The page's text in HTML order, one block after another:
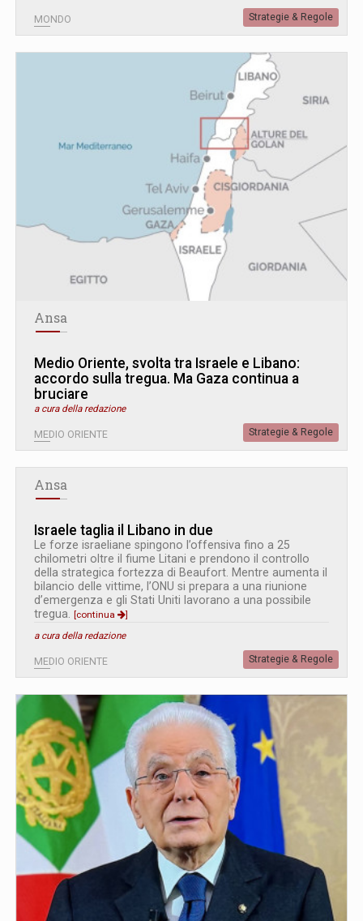
MONDO Strategie & Regole
Ansa
Medio Oriente, svolta tra Israele e Libano:
accordo sulla tregua. Ma Gaza continua a
bruciare
a cura della redazione
MEDIO ORIENTE Strategie & Regole
Ansa
Israele taglia il Libano in due
Le forze israeliane spingono l’offensiva fino a 25
chilometri oltre il fiume Litani e prendono il controllo
della strategica fortezza di Beaufort. Mentre aumenta il
bilancio delle vittime, l’ONU si prepara a una riunione
d’emergenza e gli Stati Uniti lavorano a una possibile
tregua. [continua
]
a cura della redazione
MEDIO ORIENTE Strategie & Regole